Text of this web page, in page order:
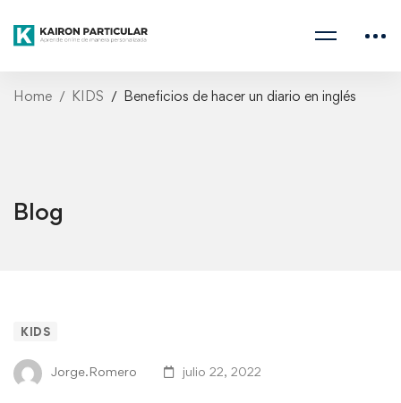
Home KIDS Beneficios de hacer un diario en inglés
Blog
KIDS
Jorge.Romero julio 22, 2022